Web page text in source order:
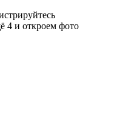
4 и откроем фото